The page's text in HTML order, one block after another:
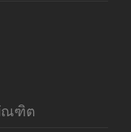
ณฑิต